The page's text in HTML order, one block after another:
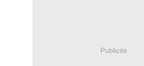
Publicité